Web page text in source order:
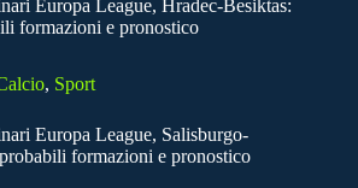
Europa League, Hradec-Besiktas:
formazioni e pronostico
, Sport
Europa League, Salisburgo-
formazioni e pronostico